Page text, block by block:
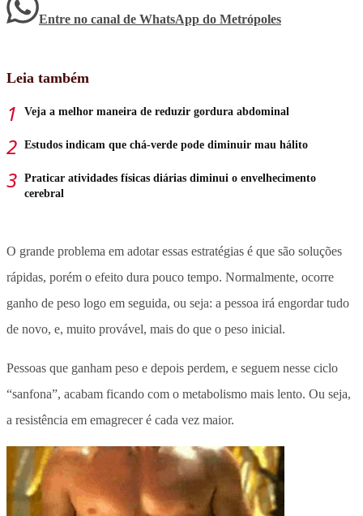
Entre no canal de WhatsApp do Metrópoles
Leia também
Veja a melhor maneira de reduzir gordura abdominal
Estudos indicam que chá-verde pode diminuir mau hálito
Praticar atividades físicas diárias diminui o envelhecimento
cerebral
O grande problema em adotar essas estratégias é que são soluções
rápidas, porém o efeito dura pouco tempo. Normalmente, ocorre
ganho de peso logo em seguida, ou seja: a pessoa irá engordar tudo
de novo, e, muito provável, mais do que o peso inicial.
Pessoas que ganham peso e depois perdem, e seguem nesse ciclo
“sanfona”, acabam ficando com o metabolismo mais lento. Ou seja,
a resistência em emagrecer é cada vez maior.